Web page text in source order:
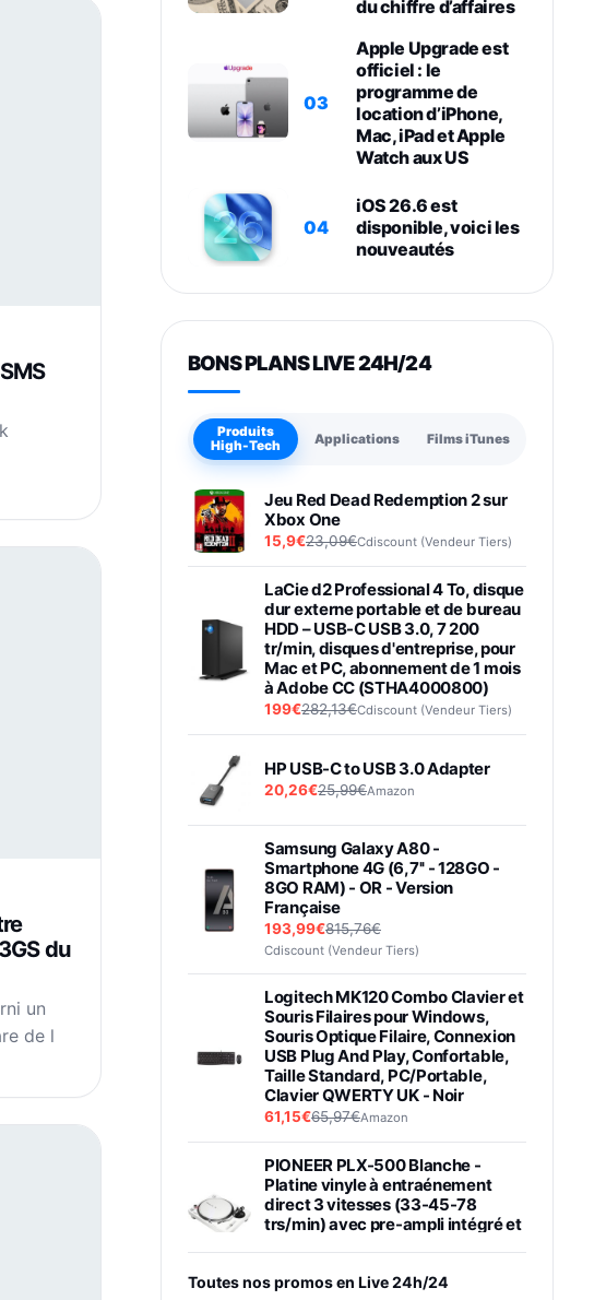
du
un
de l
du chiffre d’affaires
03
Apple Upgrade est
officiel : le
programme de
location d’iPhone,
Mac, iPad et Apple
Watch aux US
04
iOS 26.6 est
disponible, voici les
nouveautés
BONS PLANS LIVE 24H/24
Produits
High-Tech
Applications Films iTunes
Jeu Red Dead Redemption 2 sur
Xbox One
15,9€23,09€Cdiscount (Vendeur Tiers)
LaCie d2 Professional 4 To, disque
dur externe portable et de bureau
HDD – USB-C USB 3.0, 7 200
tr/min, disques d'entreprise, pour
Mac et PC, abonnement de 1 mois
à Adobe CC (STHA4000800)
199€282,13€Cdiscount (Vendeur Tiers)
HP USB-C to USB 3.0 Adapter
20,26€25,99€Amazon
Samsung Galaxy A80 -
Smartphone 4G (6,7'' - 128GO -
8GO RAM) - OR - Version
Française
193,99€815,76€
Cdiscount (Vendeur Tiers)
Logitech MK120 Combo Clavier et
Souris Filaires pour Windows,
Souris Optique Filaire, Connexion
USB Plug And Play, Confortable,
Taille Standard, PC/Portable,
Clavier QWERTY UK - Noir
61,15€65,97€Amazon
PIONEER PLX-500 Blanche -
Platine vinyle à entraénement
direct 3 vitesses (33-45-78
trs/min) avec pre-ampli intégré et
Toutes nos promos en Live 24h/24